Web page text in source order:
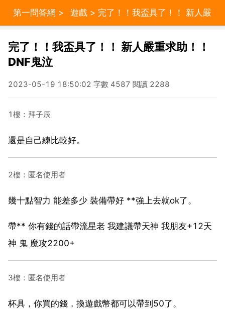
第一問答網 > 遊戲 > 完了！！我盃具了！！ 新人嚴
重求助！！DNF鬼泣
完了！！我盃具了！！ 新人嚴重求助！！
DNF鬼泣
2023-05-19 18:50:02 字數 4587 閱讀 2288
1樓：拜子辰
還是自己練比較好。
2樓：匿名使用者
幾十點智力 能差多少 裝備帶好 **強上去就ok了。
帶** 你有錢的話帶流星老 我建議帶天神 我朋友+12天
神 鬼 魔攻2200+
3樓：匿名使用者
杯具，你買的錢，換遊戲幣都可以帶到50了。